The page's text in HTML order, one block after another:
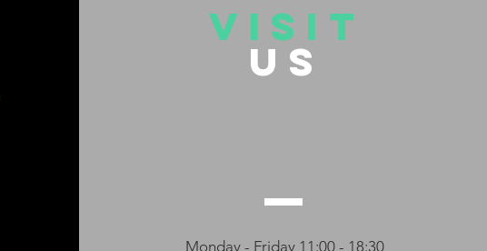
VISIT
US
Monday - Friday 11:00 - 18:30